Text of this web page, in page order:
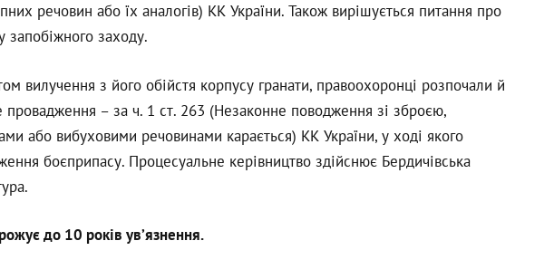
речовин або їх аналогів) КК України. Також вирішується питання про
запобіжного заходу.
вилучення з його обійстя корпусу гранати, правоохоронці розпочали й
провадження – за ч. 1 ст. 263 (Незаконне поводження зі зброєю,
або вибуховими речовинами карається) КК України, у ході якого
боєприпасу. Процесуальне керівництво здійснює Бердичівська
до 10 років увʼязнення.